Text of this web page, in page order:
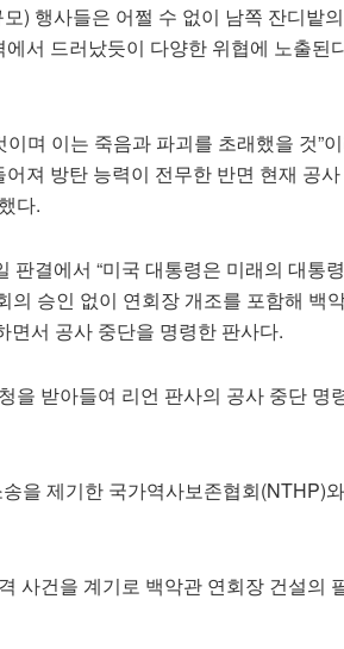
) 행사들은 어쩔 수 없이 남쪽 잔디밭
서 드러났듯이 다양한 위협에 노출된
며 이는 죽음과 파괴를 초래했을 것”
져 방탄 능력이 전무한 반면 현재 공사
다.
판결에서 “미국 대통령은 미래의 대통
의 승인 없이 연회장 개조를 포함해 백
면서 공사 중단을 명령한 판사다.
을 받아들여 리언 판사의 공사 중단 명
을 제기한 국가역사보존협회(NTHP)
사건을 계기로 백악관 연회장 건설의